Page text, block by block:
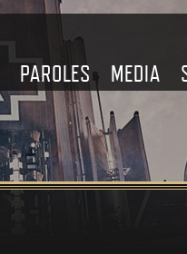
PAROLES MEDIA